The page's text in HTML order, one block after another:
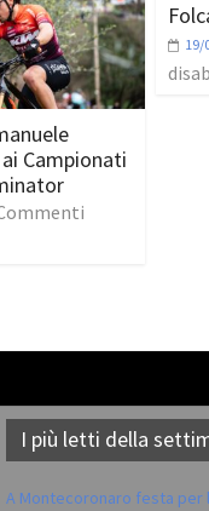
Campionati
19/
I più letti della
A Montecoronaro festa per